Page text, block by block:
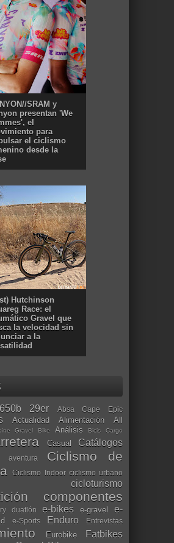
SRAM y
presentan 'We
el
para
el ciclismo
desde la
Hutchinson
Race: el
Gravel que
la velocidad sin
a la
29er Absa Cape Epic
Actualidad Alimentación
All
Gravel Bike Análisis Bicis Cargo
Casual Catálogos
aventura
Ciclismo de
Ciclismo Indoor ciclismo urbano
cicloturismo
componentes
duatlón e-bikes e-gravel
e-
e-Sports Enduro Entrevistas
Eurobike Fatbikes